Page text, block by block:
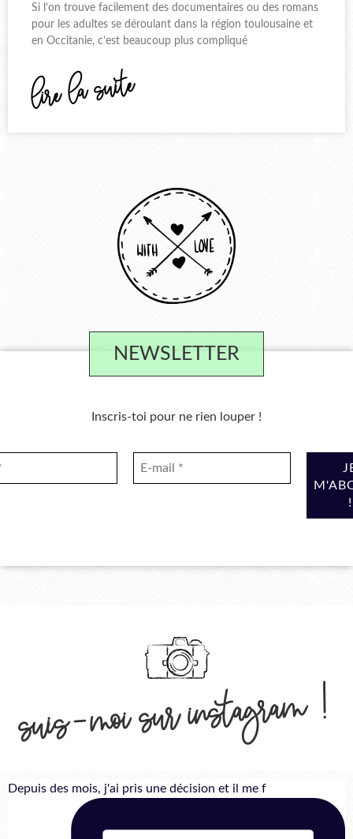
Si l’on trouve facilement des documentaires ou des romans
pour les adultes se déroulant dans la région toulousaine et
en Occitanie, c’est beaucoup plus compliqué
lire la suite
NEWSLETTER
Inscris-toi pour ne rien louper !
suis-moi sur instagram !
Depuis des mois, j'ai pris une décision et il me f